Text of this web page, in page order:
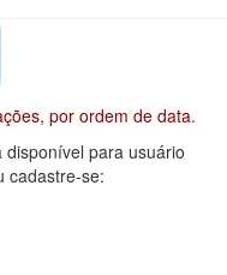
por ordem de data.
disponível para usuário
cadastre-se: